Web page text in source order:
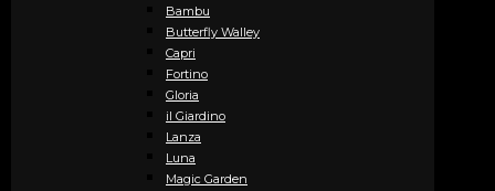
Bambu
Butterfly Walley
Capri
Fortino
Gloria
il Giardino
Lanza
Luna
Magic Garden